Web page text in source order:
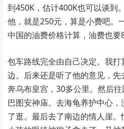
到450K，估计400K也可以谈到
他，就是250元，算是小费吧。
中国的油费价格计算，油费也要
包车路线完全由自己决定。我
边。后来还是听了他的意见，
奔乌布皇宫，30多公里。然后
巴图安神庙。去海龟养护中心
了逛。最后去了南边的情人崖。